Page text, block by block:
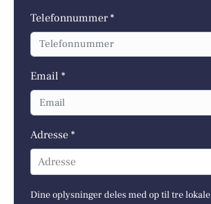
Telefonnummer *
Email *
Adresse *
Adresse
Dine oplysninger deles med op til tre lokale